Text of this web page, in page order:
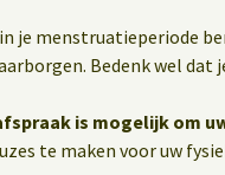
je menstruatieperiode
Bedenk wel
is mogelijk om
te maken voor uw